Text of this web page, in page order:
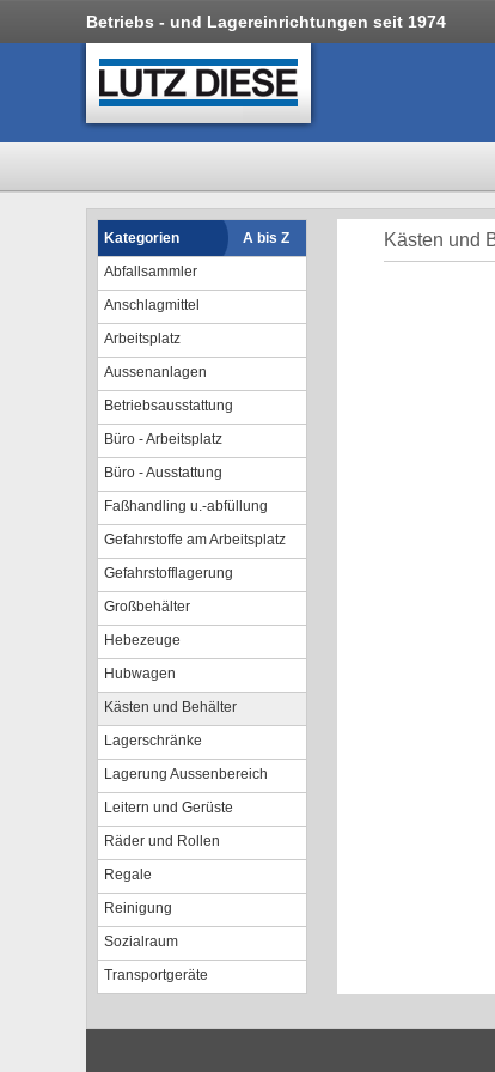
Betriebs - und Lagereinrichtungen seit 1974
Kategorien
A bis Z
Abfallsammler
Anschlagmittel
Arbeitsplatz
Aussenanlagen
Betriebsausstattung
Büro - Arbeitsplatz
Büro - Ausstattung
Faßhandling u.-abfüllung
Gefahrstoffe am Arbeitsplatz
Gefahrstofflagerung
Großbehälter
Hebezeuge
Hubwagen
Kästen und Behälter
Lagerschränke
Lagerung Aussenbereich
Leitern und Gerüste
Räder und Rollen
Regale
Reinigung
Sozialraum
Transportgeräte
Kästen und